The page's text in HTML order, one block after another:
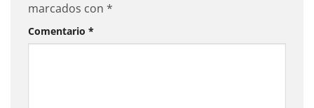
marcados con *
Comentario *